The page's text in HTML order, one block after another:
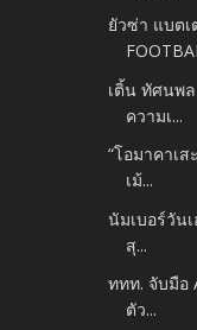
ยัวซ่า แบตเ
เติ้น ทัศนพ
ความเ...
“โอมาคาเส
เม้...
นัมเบอร์วัน
สุ...
ททท. จับมือ
ตัว...